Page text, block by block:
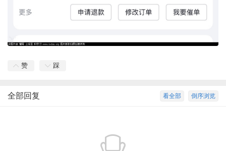
赞 踩
倒序浏览
看全部
全部回复